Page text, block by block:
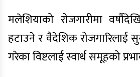
मलेशियाको रोजगारीमा
हटाउने र वैदेशिक रोजगारिलाई
गरेका विष्टलाई स्वार्थ समूहको